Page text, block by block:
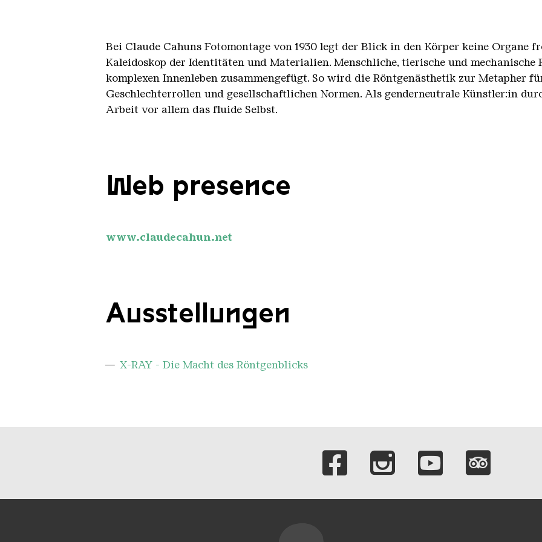
Bei Claude Cahuns Fotomontage von 1930 legt der Blick in den Körper keine Organe
Kaleidoskop der Identitäten und Materialien. Menschliche, tierische und mechanische
komplexen Innenleben zusammengefügt. So wird die Röntgenästhetik zur Metapher
Geschlechterrollen und gesellschaftlichen Normen. Als genderneutrale Künstler:in
Arbeit vor allem das fluide Selbst.
Web presence
www.claudecahun.net
Ausstellungen
X-RAY - Die Macht des Röntgenblicks
Verlinkungen zu